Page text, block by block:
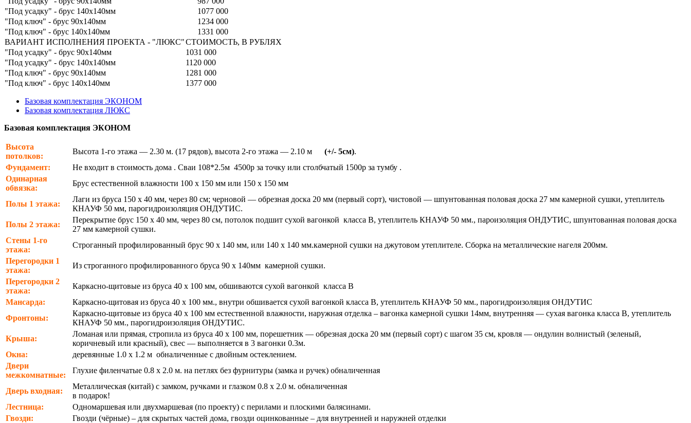
"Под усадку" - брус 140х140мм
1077 000
"Под ключ" - брус 90х140мм
1234 000
"Под ключ" - брус 140х140мм
1331 000
ВАРИАНТ ИСПОЛНЕНИЯ ПРОЕКТА - "ЛЮКС"СТОИМОСТЬ, В РУБЛЯХ
"Под усадку" - брус 90х140мм
1031 000
"Под усадку" - брус 140х140мм
1120 000
"Под ключ" - брус 90х140мм
1281 000
"Под ключ" - брус 140х140мм
1377 000
Базовая комплектация ЭКОНОМ
Базовая комплектация ЛЮКС
Базовая комплектация ЭКОНОМ
Высота
потолков:
Высота 1-го этажа — 2.30 м. (17 рядов), высота 2-го этажа — 2.10 м (+/- 5см).
Фундамент:
Не входит в стоимость дома . Сваи 108*2.5м 4500р за точку или столбчатый 1500р за тумбу .
Одинарная
обвязка:
Брус естественной влажности 100 х 150 мм или 150 х 150 мм
Полы 1 этажа:
Лаги из бруса 150 х 40 мм, через 80 см; черновой — обрезная доска 20 мм (первый сорт), чистовой — шпунтованная половая доска 27 мм камерной сушки, утеплитель
КНАУФ 50 мм, парогидроизоляция ОНДУТИС.
Полы 2 этажа:
Перекрытие брус 150 х 40 мм, через 80 см, потолок подшит сухой вагонкой класса В, утеплитель КНАУФ 50 мм., пароизоляция ОНДУТИС, шпунтованная половая доска
27 мм камерной сушки.
Стены 1-го
этажа:
Строганный профилированный брус 90 х 140 мм, или 140 х 140 мм.камерной сушки на джутовом утеплителе. Сборка на металлические нагеля 200мм.
Перегородки 1
этажа:
Из строганного профилированного бруса 90 х 140мм камерной сушки.
Перегородки 2
этажа:
Каркасно-щитовые из бруса 40 х 100 мм, обшиваются сухой вагонкой класса В
Мансарда:
Каркасно-щитовая из бруса 40 х 100 мм., внутри обшивается сухой вагонкой класса В, утеплитель КНАУФ 50 мм., парогидроизоляция ОНДУТИС
Фронтоны:
Каркасно-щитовые из бруса 40 х 100 мм естественной влажности, наружная отделка – вагонка камерной сушки 14мм, внутренняя — сухая вагонка класса В, утеплитель
КНАУФ 50 мм., парогидроизоляция ОНДУТИС.
Крыша:
Ломаная или прямая, стропила из бруса 40 х 100 мм, порешетник — обрезная доска 20 мм (первый сорт) с шагом 35 см, кровля — ондулин волнистый (зеленый,
коричневый или красный), свес — выполняется в 3 вагонки 0.3м.
Окна:
деревянные 1.0 х 1.2 м обналиченные с двойным остеклением.
Двери
межкомнатные:
Глухие филенчатые 0.8 х 2.0 м. на петлях без фурнитуры (замка и ручек) обналиченная
Дверь входная:
Металлическая (китай) с замком, ручками и глазком 0.8 х 2.0 м. обналиченная
в подарок!
Лестница:
Одномаршевая или двухмаршевая (по проекту) с перилами и плоскими балясинами.
Гвозди:
Гвозди (чёрные) – для скрытых частей дома, гвозди оцинкованные – для внутренней и наружней отделки